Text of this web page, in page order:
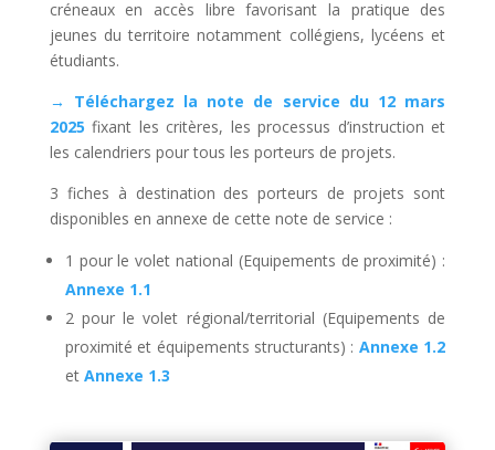
créneaux en accès libre favorisant la pratique des
jeunes du territoire notamment collégiens, lycéens et
étudiants.
→ Téléchargez la note de service du 12 mars
2025 fixant les critères, les processus d’instruction et
les calendriers pour tous les porteurs de projets.
3 fiches à destination des porteurs de projets sont
disponibles en annexe de cette note de service :
1 pour le volet national (Equipements de proximité) :
Annexe 1.1
2 pour le volet régional/territorial (Equipements de
proximité et équipements structurants) : Annexe 1.2
et Annexe 1.3